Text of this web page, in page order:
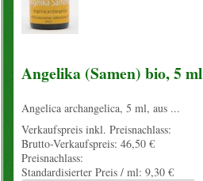
Angelika (Samen) bio, 5 ml
Angelica archangelica, 5 ml, aus ...
Verkaufspreis inkl. Preisnachlass:
Brutto-Verkaufspreis: 46,50 €
Preisnachlass:
Standardisierter Preis / ml: 9,30 €